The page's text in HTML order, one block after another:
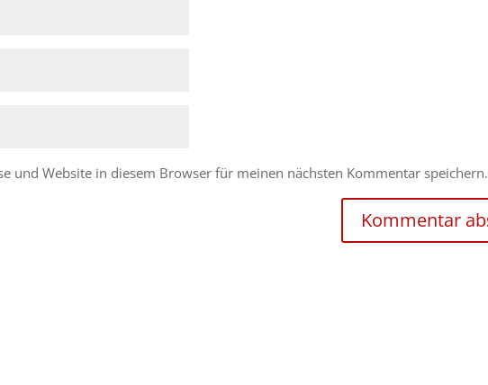
und Website in diesem Browser für meinen nächsten Kommentar speichern.